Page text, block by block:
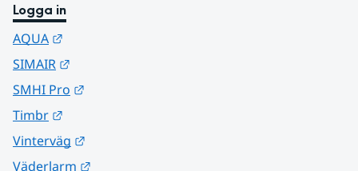
Logga in
AQUA
SIMAIR
SMHI Pro
Timbr
Vinterväg
Väderlarm